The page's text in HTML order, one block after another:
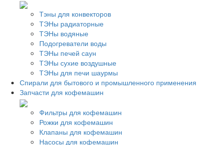
Тэны для конвекторов
ТЭНы радиаторные
ТЭНы водяные
Подогреватели воды
ТЭНы печей саун
ТЭНы сухие воздушные
ТЭНы для печи шаурмы
Спирали для бытового и промышленного применения
Запчасти для кофемашин
Фильтры для кофемашин
Рожки для кофемашин
Клапаны для кофемашин
Насосы для кофемашин